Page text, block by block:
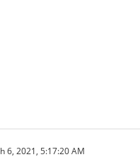
6, 2021, 5:17:20 AM